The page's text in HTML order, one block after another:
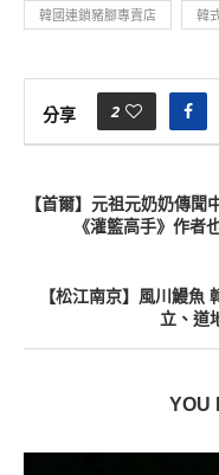
韓國連鎖豬腳專賣店 韓
分享 2
【首爾】元祖元奶奶傳聞
《灌籃高手》作者
【松江南京】風川鰻魚
立、道
YOU